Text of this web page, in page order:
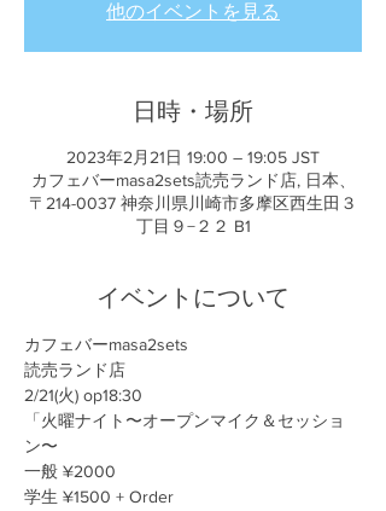
他のイベントを見る
日時・場所
2023年2月21日 19:00 – 19:05 JST
カフェバーmasa2sets読売ランド店, 日本、
〒214-0037 神奈川県川崎市多摩区西生田３
丁目９−２２ B1
イベントについて
カフェバーmasa2sets
読売ランド店
2/21(火) op18:30
「火曜ナイト〜オープンマイク＆セッショ
ン〜
一般 ¥2000
学生 ¥1500 + Order